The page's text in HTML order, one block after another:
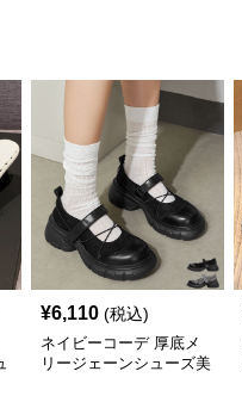
¥6,110 (税込)
ネイビーコーデ 厚底メ
リージェーンシューズ美